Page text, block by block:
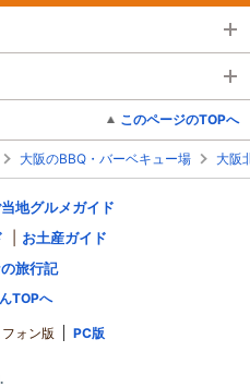
このページのTOPへ
大阪のBBQ・バーベキュー場 大阪
地グルメガイド
お土産ガイド
旅行記
TOPへ
ォン版 PC版